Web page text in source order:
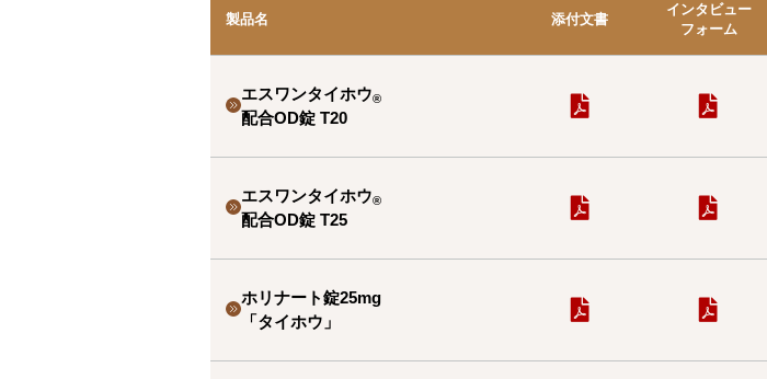
製品名 添付文書
インタビュー
フォーム
エスワンタイホウ®
配合OD錠 T20
エスワンタイホウ®
配合OD錠 T25
ホリナート錠25mg
「タイホウ」